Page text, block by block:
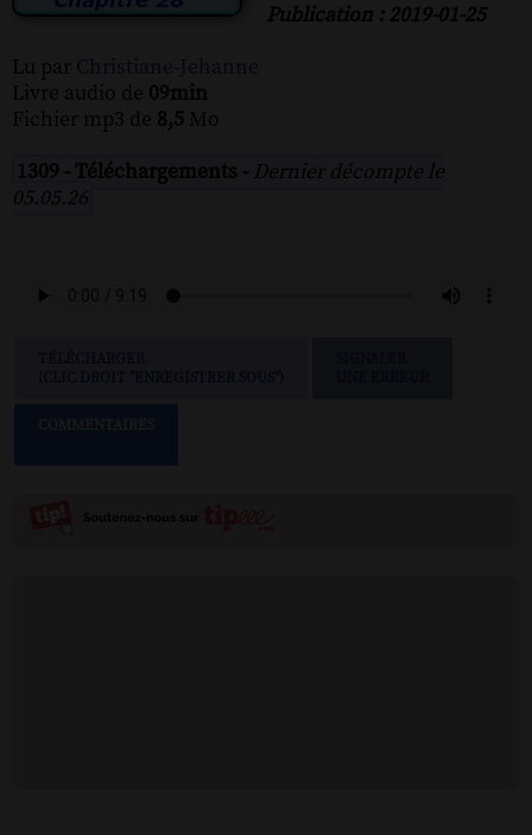
Publication : 2019-01-25
Lu par
Livre audio de 09min
Fichier mp3 de 8,5 Mo
1309 - Téléchargements - Dernier décompte le
05.05.26